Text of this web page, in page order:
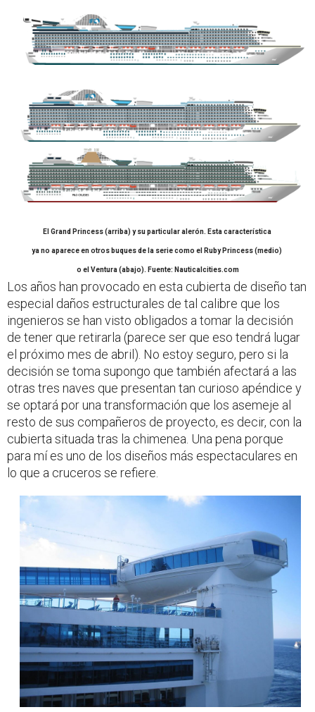
El Grand Princess (arriba) y su particular alerón. Esta característica
ya no aparece en otros buques de la serie como el Ruby Princess (medio)
o el Ventura (abajo). Fuente: Nauticalcities.com
Los años han provocado en esta cubierta de diseño tan
especial daños estructurales de tal calibre que los
ingenieros se han visto obligados a tomar la decisión
de tener que retirarla (parece ser que eso tendrá lugar
el próximo mes de abril). No estoy seguro, pero si la
decisión se toma supongo que también afectará a las
otras tres naves que presentan tan curioso apéndice y
se optará por una transformación que los asemeje al
resto de sus compañeros de proyecto, es decir, con la
cubierta situada tras la chimenea. Una pena porque
para mí es uno de los diseños más espectaculares en
lo que a cruceros se refiere.